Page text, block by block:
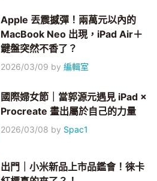
Apple 丟震撼彈！兩萬元以內的
MacBook Neo 出現，iPad Air＋
鍵盤突然不香了？
2026/03/09 by編輯室
國際婦女節｜當郭源元遇見 iPad ×
Procreate 畫出屬於自己的力量
2026/03/08 by Spac1
出門｜小米新品上市品鑑會！徠卡